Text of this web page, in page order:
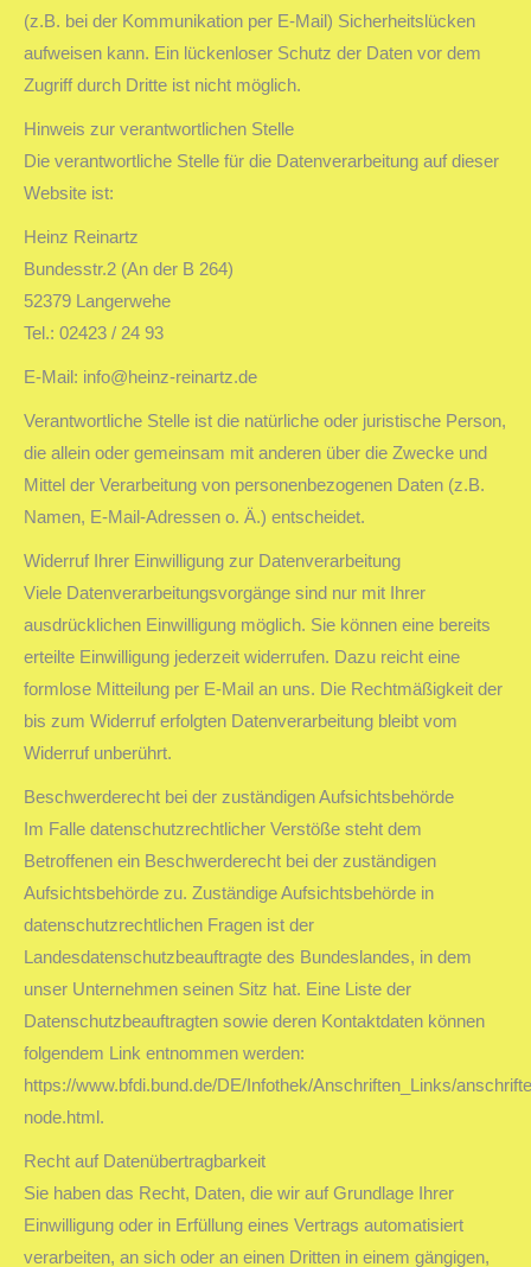
(z.B. bei der Kommunikation per E-Mail) Sicherheitslücken
aufweisen kann. Ein lückenloser Schutz der Daten vor dem
Zugriff durch Dritte ist nicht möglich.
Hinweis zur verantwortlichen Stelle
Die verantwortliche Stelle für die Datenverarbeitung auf dieser
Website ist:
Heinz Reinartz
Bundesstr.2 (An der B 264)
52379 Langerwehe
Tel.: 02423 / 24 93
E-Mail: info@heinz-reinartz.de
Verantwortliche Stelle ist die natürliche oder juristische Person,
die allein oder gemeinsam mit anderen über die Zwecke und
Mittel der Verarbeitung von personenbezogenen Daten (z.B.
Namen, E-Mail-Adressen o. Ä.) entscheidet.
Widerruf Ihrer Einwilligung zur Datenverarbeitung
Viele Datenverarbeitungsvorgänge sind nur mit Ihrer
ausdrücklichen Einwilligung möglich. Sie können eine bereits
erteilte Einwilligung jederzeit widerrufen. Dazu reicht eine
formlose Mitteilung per E-Mail an uns. Die Rechtmäßigkeit der
bis zum Widerruf erfolgten Datenverarbeitung bleibt vom
Widerruf unberührt.
Beschwerderecht bei der zuständigen Aufsichtsbehörde
Im Falle datenschutzrechtlicher Verstöße steht dem
Betroffenen ein Beschwerderecht bei der zuständigen
Aufsichtsbehörde zu. Zuständige Aufsichtsbehörde in
datenschutzrechtlichen Fragen ist der
Landesdatenschutzbeauftragte des Bundeslandes, in dem
unser Unternehmen seinen Sitz hat. Eine Liste der
Datenschutzbeauftragten sowie deren Kontaktdaten können
folgendem Link entnommen werden:
https://www.bfdi.bund.de/DE/Infothek/Anschriften_Links/
node.html.
Recht auf Datenübertragbarkeit
Sie haben das Recht, Daten, die wir auf Grundlage Ihrer
Einwilligung oder in Erfüllung eines Vertrags automatisiert
verarbeiten, an sich oder an einen Dritten in einem gängigen,